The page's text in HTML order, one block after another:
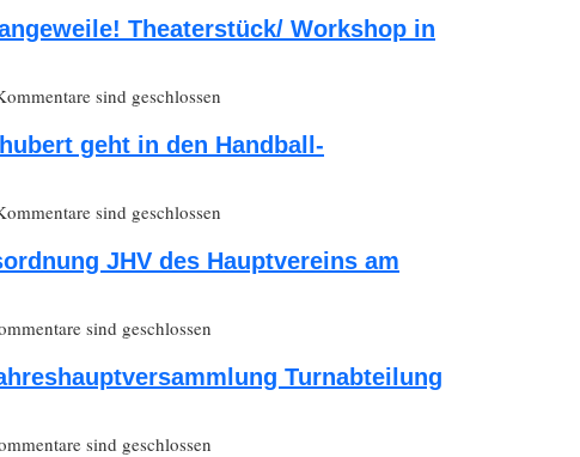
Theaterstück/ Workshop in
sind geschlossen
geht in den Handball-
sind geschlossen
JHV des Hauptvereins am
sind geschlossen
Turnabteilung
sind geschlossen